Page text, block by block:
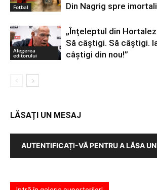
Fotbal
Din Nagrig spre
Alegerea
editorului
„Înțeleptul din
Să câștigi. Să câștigi.
câștigi din nou!”
LĂSAȚI UN MESAJ
AUTENTIFICAȚI-VĂ PENTRU A LĂSA